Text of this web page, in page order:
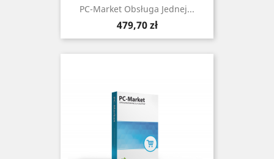
PC-Market Obsługa Jednej...
Cena
479,70 zł